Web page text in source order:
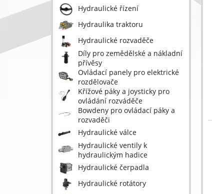
Hydraulické řízení
Hydraulika traktoru
Hydraulické rozvaděče
Díly pro zemědělské a nákladní
přívěsy
Ovládací panely pro elektrické
rozdělovače
Křížové páky a joysticky pro
ovládání rozváděče
Bowdeny pro ovládací páky a
rozvaděči
Hydraulické válce
Hydraulické ventily k
hydraulickým hadice
Hydraulické čerpadla
Hydraulické rotátory